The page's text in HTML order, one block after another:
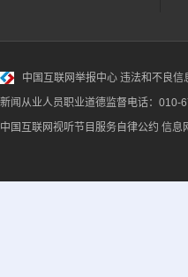
中国互联网举报中心 违法和不良信
新闻从业人员职业道德监督电话：
中国互联网视听节目服务自律公约 信息